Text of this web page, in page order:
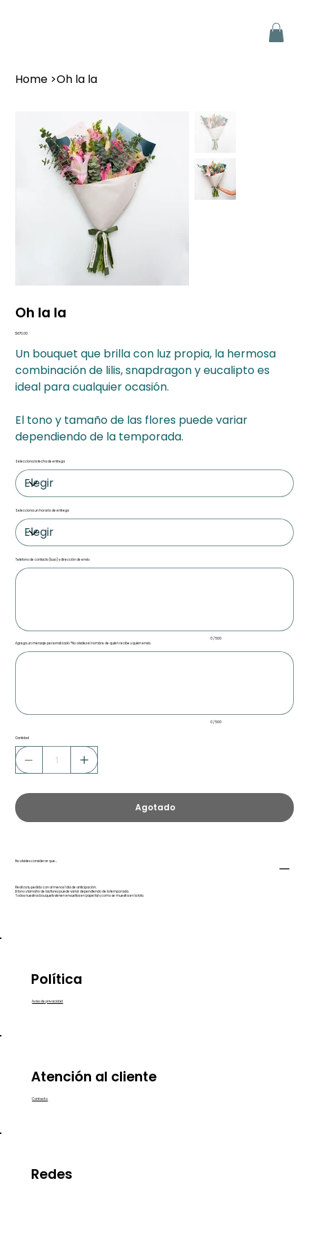
Home >Oh la la
Oh la la
Precio
$670.00
Un bouquet que brilla con luz propia, la hermosa
combinación de lilis, snapdragon y eucalipto es
ideal para cualquier ocasión.
El tono y tamaño de las flores puede variar
dependiendo de la temporada.
Selecciona la fecha de entrega
Selecciona un horario de entrega
Teléfono de contacto (tuyo) y dirección de envío
500
caracteres.
0 / 500
Agrega un mensaje personalizado *No olvides el nombre de quién recibe y quién envía
500
caracteres.
0 / 500
Cantidad
Agotado
No olvides considerar que...
Realiza tu pedido con al menos 1 día de anticipación.
El tono y tamaño de las flores puede variar dependiendo de la temporada.
Todos nuestros bouquets vienen envueltos en papel tal y como se muestra en la foto.
Aviso de privacidad
Política
Redes
Contacto
Atención al cliente